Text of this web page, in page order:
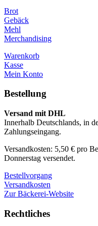
Brot
Gebäck
Mehl
Merchandising
Warenkorb
Kasse
Mein Konto
Bestellung
Versand mit DHL
Innerhalb Deutschlands, in
Zahlungseingang.
Versandkosten: 5,50 € pro
Donnerstag versendet.
Bestellvorgang
Versandkosten
Zur Bäckerei-Website
Rechtliches